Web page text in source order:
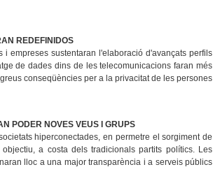
REDEFINIDOS
empreses sustentaran l'elaboració d'avançats perfils
de dades dins de les telecomunicacions faran més
conseqüències per a la privacitat de les persones
PODER NOVES VEUS I GRUPS
hiperconectades, en permetre el sorgiment de
a costa dels tradicionals partits polítics. Les
lloc a una major transparència i a serveis públics